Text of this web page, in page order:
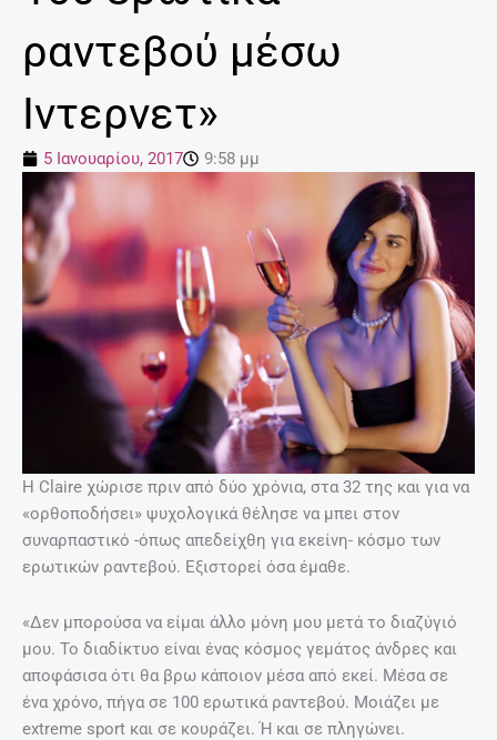
ραντεβού μέσω
Ιντερνετ»
5 Ιανουαρίου, 2017 9:58 μμ
H Claire χώρισε πριν από δύο χρόνια, στα 32 της και για να
«ορθοποδήσει» ψυχολογικά θέλησε να μπει στον
συναρπαστικό -όπως απεδείχθη για εκείνη- κόσμο των
ερωτικών ραντεβού. Εξιστορεί όσα έμαθε.
«Δεν μπορούσα να είμαι άλλο μόνη μου μετά το διαζύγιό
μου. Το διαδίκτυο είναι ένας κόσμος γεμάτος άνδρες και
αποφάσισα ότι θα βρω κάποιον μέσα από εκεί. Μέσα σε
ένα χρόνο, πήγα σε 100 ερωτικά ραντεβού. Μοιάζει με
extreme sport και σε κουράζει. Ή και σε πληγώνει.